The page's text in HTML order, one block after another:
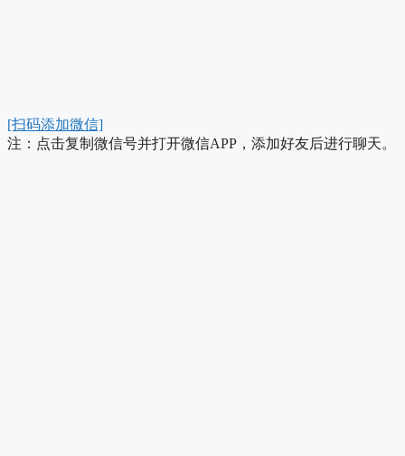
[扫码添加微信]
注：点击复制微信号并打开微信APP，添加好友后进行聊天。